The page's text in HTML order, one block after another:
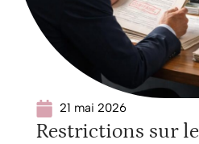
21 mai 2026
Restrictions sur